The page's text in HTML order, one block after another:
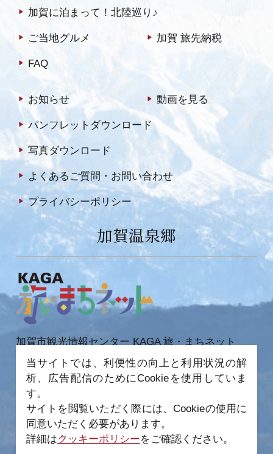
加賀に泊まって！北陸巡り♪
ご当地グルメ 加賀 旅先納税
FAQ
お知らせ 動画を見る
パンフレットダウンロード
写真ダウンロード
よくあるご質問・お問い合わせ
プライバシーポリシー
加賀温泉郷
加賀市観光情報センター KAGA 旅・まちネット
〒922-0423
石川県加賀市作見町ヲ6-2 JR 加賀温泉駅内
TEL 0761-72-6678
当サイトでは、利便性の向上と利用状況の解
析、広告配信のためにCookieを使用していま
す。
サイトを閲覧いただく際には、Cookieの使用に
同意いただく必要があります。
詳細はクッキーポリシーをご確認ください。